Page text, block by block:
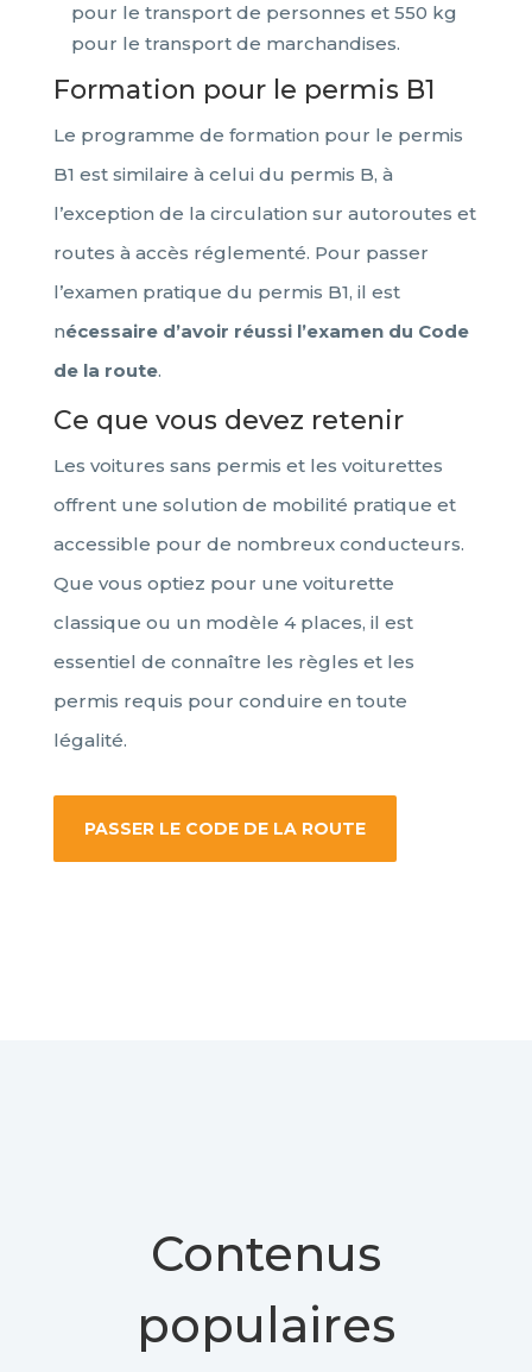
pour le transport de personnes et 550 kg
pour le transport de marchandises.
Formation pour le permis B1
Le programme de formation pour le permis
B1 est similaire à celui du permis B, à
l’exception de la circulation sur autoroutes et
routes à accès réglementé. Pour passer
l’examen pratique du permis B1, il est
nécessaire d’avoir réussi l’examen du Code
de la route.
Ce que vous devez retenir
Les voitures sans permis et les voiturettes
offrent une solution de mobilité pratique et
accessible pour de nombreux conducteurs.
Que vous optiez pour une voiturette
classique ou un modèle 4 places, il est
essentiel de connaître les règles et les
permis requis pour conduire en toute
légalité.
PASSER LE CODE DE LA ROUTE
Contenus
populaires